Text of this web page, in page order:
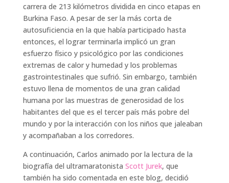
carrera de 213 kilómetros dividida en cinco etapas en
Burkina Faso. A pesar de ser la más corta de
autosuficiencia en la que había participado hasta
entonces, el lograr terminarla implicó un gran
esfuerzo físico y psicológico por las condiciones
extremas de calor y humedad y los problemas
gastrointestinales que sufrió. Sin embargo, también
estuvo llena de momentos de una gran calidad
humana por las muestras de generosidad de los
habitantes del que es el tercer país más pobre del
mundo y por la interacción con los niños que jaleaban
y acompañaban a los corredores.
A continuación, Carlos animado por la lectura de la
biografía del ultramaratonista Scott Jurek, que
también ha sido comentada en este blog, decidió